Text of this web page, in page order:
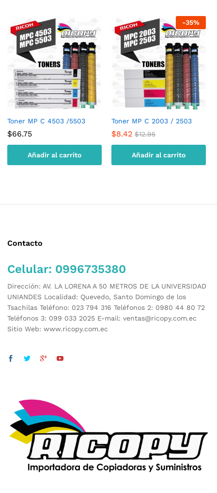
Toner MP C 4503 /5503
$66.75
Añadir al carrito
-35%
Toner MP C 2003 / 2503
$8.42 $12.95
Añadir al carrito
Contacto
Celular: 0996735380
Dirección: AV. LA LORENA A 50 METROS DE LA UNIVERSIDAD
UNIANDES Localidad: Quevedo, Santo Domingo de los
Tsachilas Teléfono: 023 794 316 Teléfonos 2: 0980 44 80 72
Teléfonos 3: 099 033 2025 E-mail: ventas@ricopy.com.ec
Sitio Web: www.ricopy.com.ec